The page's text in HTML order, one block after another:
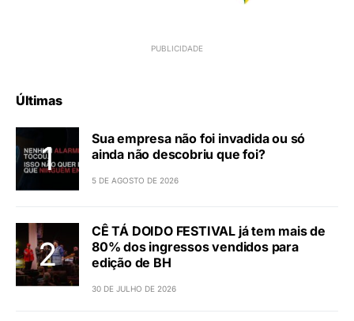
Últimas
Sua empresa não foi invadida ou só
ainda não descobriu que foi?
5 DE AGOSTO DE 2026
CÊ TÁ DOIDO FESTIVAL já tem mais de
80% dos ingressos vendidos para
edição de BH
30 DE JULHO DE 2026